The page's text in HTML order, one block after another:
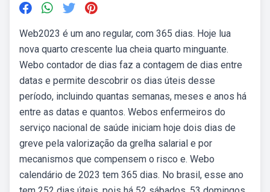
Web2023 é um ano regular, com 365 dias. Hoje lua
nova quarto crescente lua cheia quarto minguante.
Webo contador de dias faz a contagem de dias entre
datas e permite descobrir os dias úteis desse
período, incluindo quantas semanas, meses e anos há
entre as datas e quantos. Webos enfermeiros do
serviço nacional de saúde iniciam hoje dois dias de
greve pela valorização da grelha salarial e por
mecanismos que compensem o risco e. Webo
calendário de 2023 tem 365 dias. No brasil, esse ano